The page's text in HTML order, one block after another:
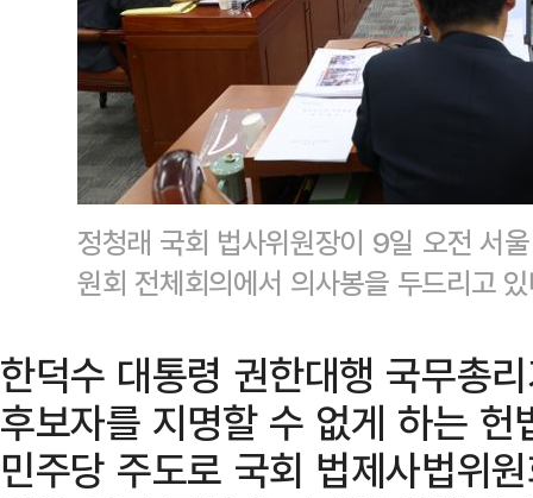
정청래 국회 법사위원장이 9일 오전 서
원회 전체회의에서 의사봉을 두드리고
한덕수 대통령 권한대행 국무총
후보자를 지명할 수 없게 하는
민주당 주도로 국회 법제사법위